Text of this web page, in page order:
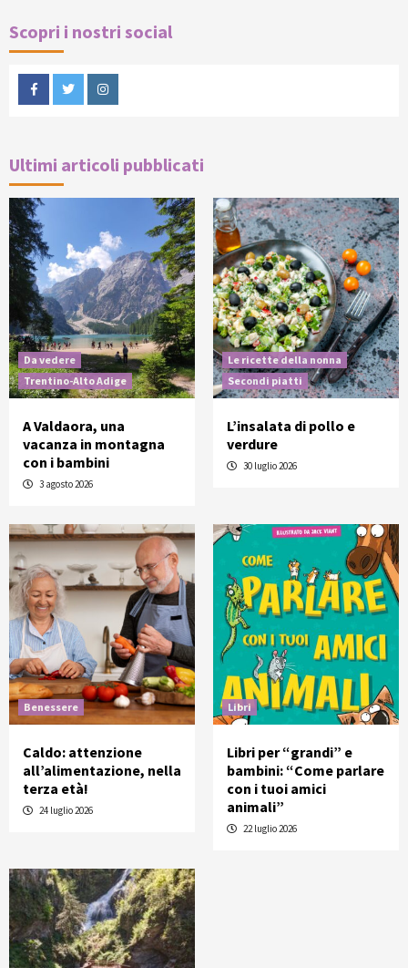
Scopri i nostri social
FacebookTwitterInstagram
Ultimi articoli pubblicati
Da vedere
Trentino-Alto Adige
A Valdaora, una
vacanza in montagna
con i bambini
3 agosto 2026
Le ricette della nonna
Secondi piatti
L’insalata di pollo e
verdure
30 luglio 2026
Benessere
Caldo: attenzione
all’alimentazione, nella
terza età!
24 luglio 2026
Libri
Libri per “grandi” e
bambini: “Come parlare
con i tuoi amici
animali”
22 luglio 2026